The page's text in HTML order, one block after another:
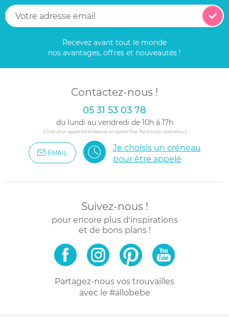
Recevez avant tout le monde
nos avantages, offres et nouveautés !
Contactez-nous !
05 31 53 03 78
du lundi au vendredi de 10h à 17h
(Coût d'un appel local depuis un poste fixe, hors coût opérateur)
EMAIL
Je choisis un créneau
pour être appelé
Suivez-nous !
pour encore plus d'inspirations
et de bons plans !
Partagez-nous vos trouvailles
avec le #allobebe